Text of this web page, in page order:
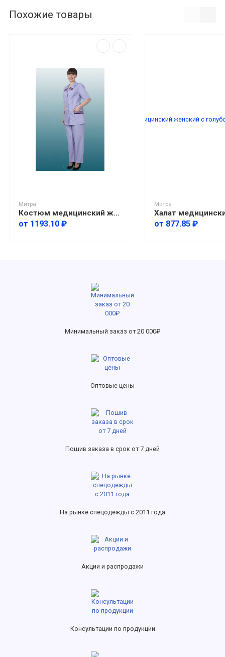
Похожие товары
Митра
Костюм медицинский женский сиреневый, Тиси
от 1193.10 ₽
Митра
от 877.85 ₽
Минимальный заказ от 20 000₽
Оптовые цены
Пошив заказа в срок от 7 дней
На рынке спецодежды с 2011 года
Акции и распродажи
Консультации по продукции